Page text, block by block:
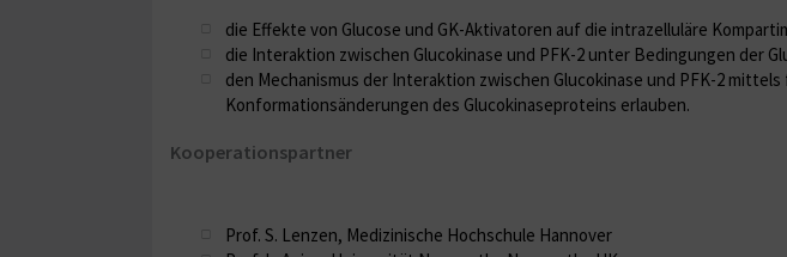
die Effekte von Glucose und GK-Aktivatoren auf die intrazelluläre
die Interaktion zwischen Glucokinase und PFK-2 unter Bedingungen der
den Mechanismus der Interaktion zwischen Glucokinase und PFK-2
Konformationsänderungen des Glucokinaseproteins erlauben.
Kooperationspartner
Prof. S. Lenzen, Medizinische Hochschule Hannover